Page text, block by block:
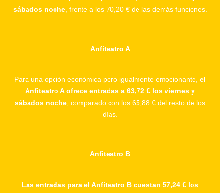
sábados noche, frente a los 70,20 € de las demás funciones.
Anfiteatro A
Para una opción económica pero igualmente emocionante, el
Anfiteatro A ofrece entradas a 63,72 € los viernes y
sábados noche , comparado con los 65,88 € del resto de los
días.
Anfiteatro B
Las entradas para el Anfiteatro B cuestan 57,24 € los